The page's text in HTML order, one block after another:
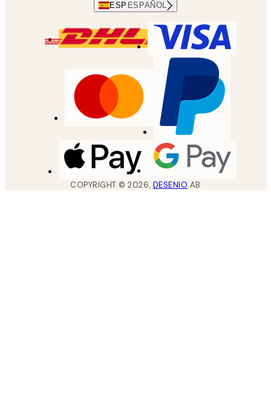
ESP ESPAÑOL
COPYRIGHT ©2026, DESENIO AB